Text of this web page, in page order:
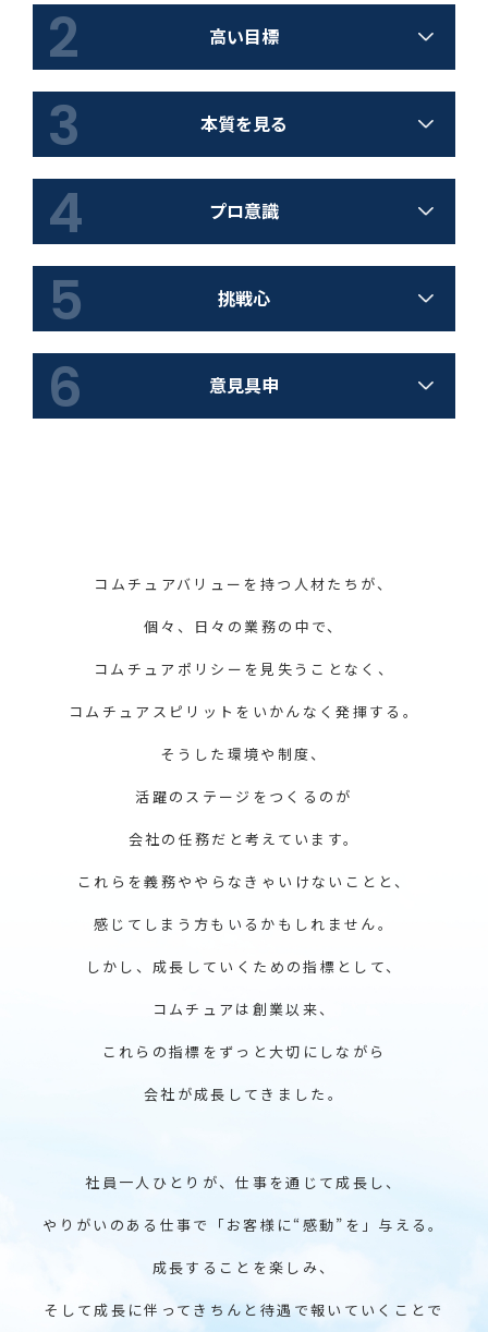
2 高い目標
3 本質を見る
4 プロ意識
5 挑戦心
6 意見具申
コムチュアバリューを持つ人材たちが、
個々、日々の業務の中で、
コムチュアポリシーを見失うことなく、
コムチュアスピリットをいかんなく発揮する。
そうした環境や制度、
活躍のステージをつくるのが
会社の任務だと考えています。
これらを義務ややらなきゃいけないことと、
感じてしまう方もいるかもしれません。
しかし、成長していくための指標として、
コムチュアは創業以来、
これらの指標をずっと大切にしながら
会社が成長してきました。
社員一人ひとりが、仕事を通じて成長し、
やりがいのある仕事で「お客様に“感動”を」与える。
成長することを楽しみ、
そして成長に伴ってきちんと待遇で報いていくことで